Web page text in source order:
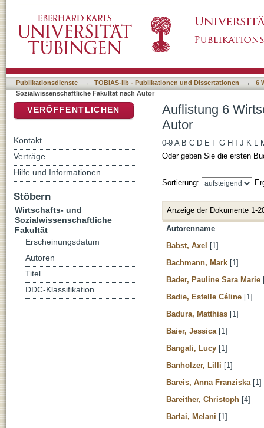
Publikationsdienste → TOBIAS-lib - Publikationen und Dissertationen →
6
Sozialwissenschaftliche Fakultät nach Autor
Auflistung 6
Autor
0-9 A B C D E F G H J K L
Oder geben Sie die ersten
Sortierung:
Anzeige der Dokumente 1-
Autorenname
Babst, Axel [1]
Bachmann, Mark [1]
Bader, Pauline Sara Marie
Badie, Estelle Céline [1]
Badura, Matthias [1]
Baier, Jessica [1]
Bangali, Lucy [1]
Banholzer, Lilli [1]
Bareis, Anna Franziska [1]
Bareither, Christoph [4]
Barlai, Melani [1]
VERÖFFENTLICHEN
Kontakt
Verträge
Hilfe und Informationen
Stöbern
Wirtschafts- und
Sozialwissenschaftliche
Fakultät
Erscheinungsdatum
Autoren
Titel
DDC-Klassifikation